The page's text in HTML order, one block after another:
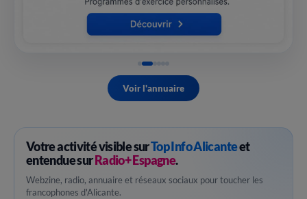
Voir l'annuaire
Votre activité visible surTop Info Alicanteet
entendue surRadio+ Espagne.
Webzine, radio, annuaire et réseaux sociaux pour toucher les
francophones d'Alicante.